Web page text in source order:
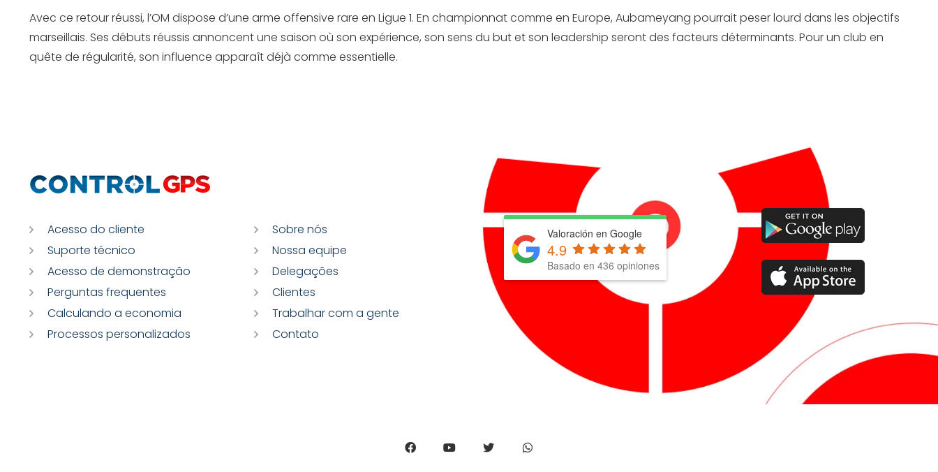
Avec ce retour réussi, l’OM dispose d’une arme offensive rare en Ligue 1. En championnat comme en Europe, Aubameyang pourrait peser lourd dans les objectifs
marseillais. Ses débuts réussis annoncent une saison où son expérience, son sens du but et son leadership seront des facteurs déterminants. Pour un club en
quête de régularité, son influence apparaît déjà comme essentielle.
Acesso do cliente
Suporte técnico
Acesso de demonstração
Perguntas frequentes
Calculando a economia
Processos personalizados
Sobre nós
Nossa equipe
Delegações
Clientes
Trabalhar com a gente
Contato
Valoración en Google
4.9
Basado en 436 opiniones